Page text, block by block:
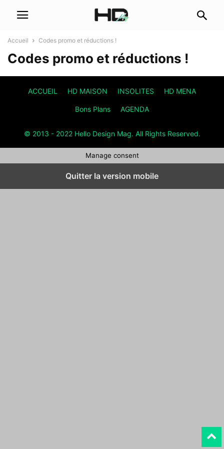
Accueil Codes promo et réductions !
Codes promo et réductions !
ACCUEIL HD MAISON INSOLITES HD MENA
Bons Plans AGENDA
© 2013 - 2022 Hello Design Mag. All Rights Reserved.
Manage consent
Quitter la version mobile